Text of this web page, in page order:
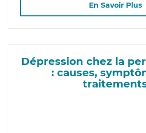
En Savoir Plus
Dépression chez la
: causes,